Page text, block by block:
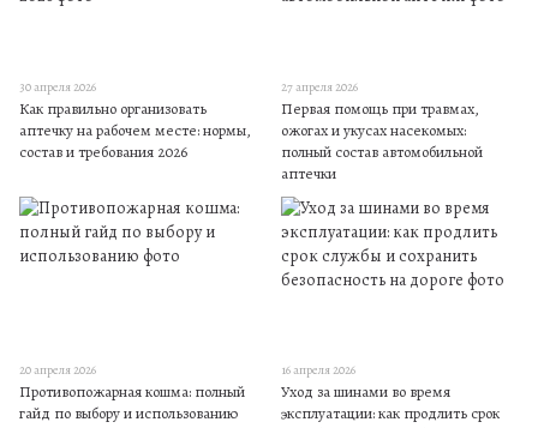
30 апреля 2026
Как правильно организовать
аптечку на рабочем месте: нормы,
состав и требования 2026
27 апреля 2026
Первая помощь при травмах,
ожогах и укусах насекомых:
полный состав автомобильной
аптечки
20 апреля 2026
Противопожарная кошма: полный
гайд по выбору и использованию
16 апреля 2026
Уход за шинами во время
эксплуатации: как продлить срок